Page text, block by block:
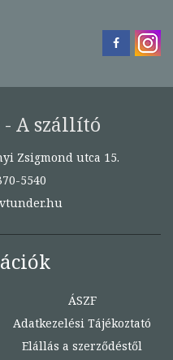
A szállító
Zsigmond utca 15.
5540
ÁSZF
Adatkezelési Tájékoztató
Elállás a szerződéstől